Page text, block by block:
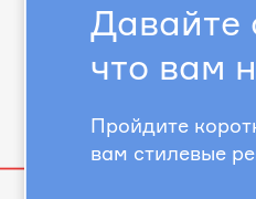
Давайте
что вам
Пройдите
вам стилевые